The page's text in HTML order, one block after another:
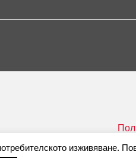
изживяване.